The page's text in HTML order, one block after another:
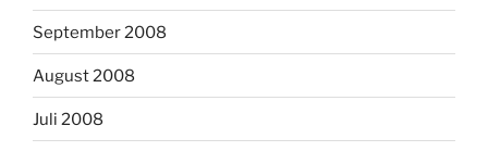
September 2008
August 2008
Juli 2008